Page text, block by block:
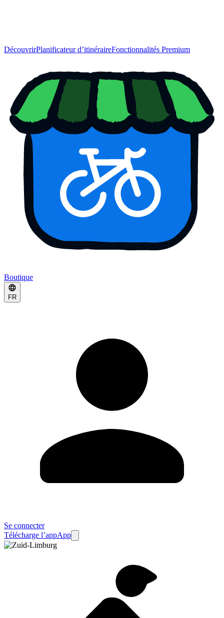
DécouvrirPlanificateur d’itinéraireFonctionnalités Premium
Boutique
FR
Se connecter
Télécharge l’appApp